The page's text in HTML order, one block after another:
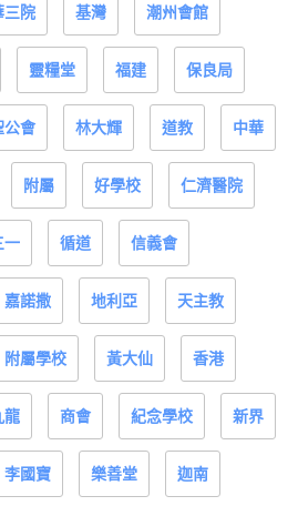
三院 基灣 潮州會館
靈糧堂 福建 保良局
公會 林大輝 道教 中華
附屬 好學校 仁濟醫院
一 循道 信義會
嘉諾撒 地利亞 天主教
附屬學校 黃大仙 香港
龍 商會 紀念學校 新界
李國寶 樂善堂 迦南